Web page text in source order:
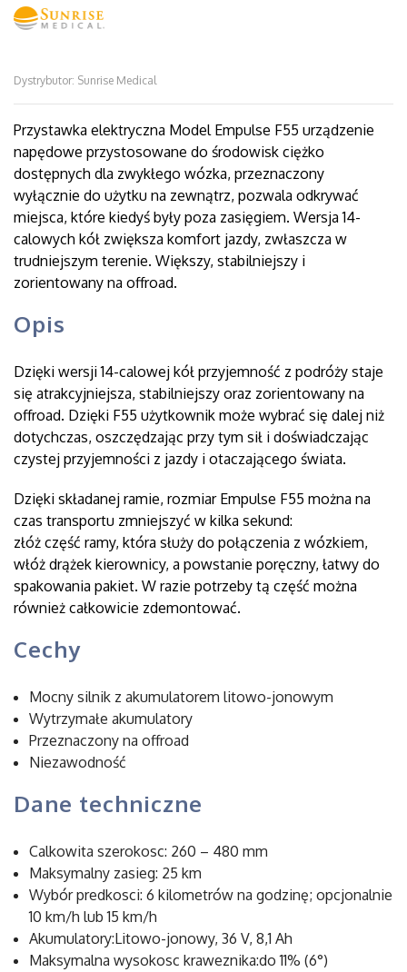
Dystrybutor: Sunrise Medical
Przystawka elektryczna Model Empulse F55 urządzenie
napędowe przystosowane do środowisk ciężko
dostępnych dla zwykłego wózka, przeznaczony
wyłącznie do użytku na zewnątrz, pozwala odkrywać
miejsca, które kiedyś były poza zasięgiem. Wersja 14-
calowych kół zwiększa komfort jazdy, zwłaszcza w
trudniejszym terenie. Większy, stabilniejszy i
zorientowany na offroad.
Opis
Dzięki wersji 14-calowej kół przyjemność z podróży staje
się atrakcyjniejsza, stabilniejszy oraz zorientowany na
offroad. Dzięki F55 użytkownik może wybrać się dalej niż
dotychczas, oszczędzając przy tym sił i doświadczając
czystej przyjemności z jazdy i otaczającego świata.
Dzięki składanej ramie, rozmiar Empulse F55 można na
czas transportu zmniejszyć w kilka sekund:
złóż część ramy, która służy do połączenia z wózkiem,
włóż drążek kierownicy, a powstanie poręczny, łatwy do
spakowania pakiet. W razie potrzeby tą część można
również całkowicie zdemontować.
Cechy
Mocny silnik z akumulatorem litowo-jonowym
Wytrzymałe akumulatory
Przeznaczony na offroad
Niezawodność
Dane techniczne
Calkowita szerokosc: 260 – 480 mm
Maksymalny zasieg: 25 km
Wybór predkosci: 6 kilometrów na godzinę; opcjonalnie
10 km/h lub 15 km/h
Akumulatory:Litowo-jonowy, 36 V, 8,1 Ah
Maksymalna wysokosc kraweznika:do 11% (6°)